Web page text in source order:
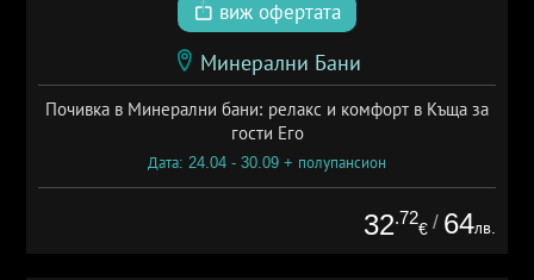
виж офертата
Минерални Бани
Почивка в Минерални бани: релакс и комфорт в Къща за
гости Его
Дата: 24.04 - 30.09 + полупансион
32.72
€ / 64лв.